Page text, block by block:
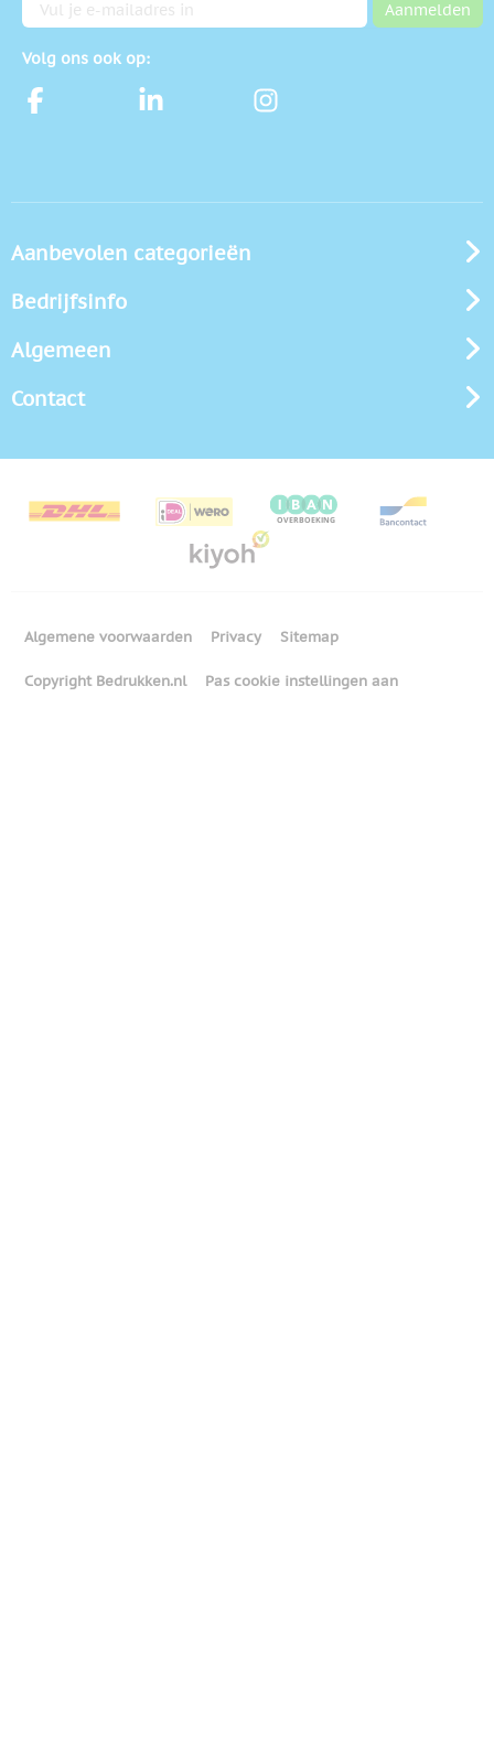
Aanmelden
Volg ons ook op:
Aanbevolen categorieën
Bedrijfsinfo
Algemeen
Contact
Algemene voorwaarden Privacy Sitemap
Copyright Bedrukken.nl Pas cookie instellingen aan